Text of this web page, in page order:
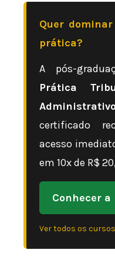
Quer
prática?
A pós-
Prática
certificado
acesso
em 10x de R$
Conhecer
Ver todos os